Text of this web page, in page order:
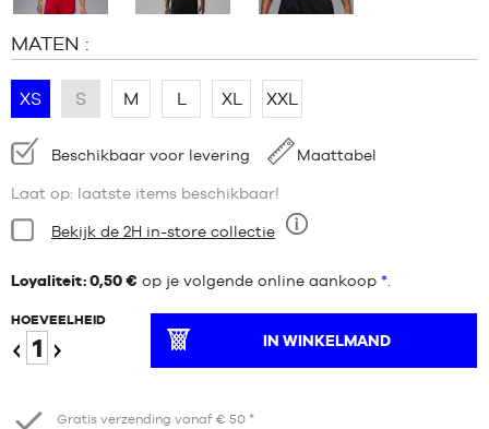
MATEN :
XS S M L XL XXL
Beschikbaarheid:
Beschikbaar voor levering Maattabel
Laat op: laatste items beschikbaar!
Staat:
Negen
Bekijk de 2H in-store collectie
Loyaliteit: 0,50 € op je volgende online aankoop *
HOEVEELHEID
IN WINKELMAND
Gratis verzending vanaf € 50 *